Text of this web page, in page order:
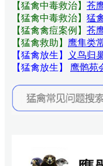
【猛禽中毒救治】 苍
【猛禽中毒救治】 猛
【猛禽禽痘案例】 苍
【猛禽救助】 鹰隼类
【猛禽放生】
义鸟归
【猛禽放生】
鹰鹘苑